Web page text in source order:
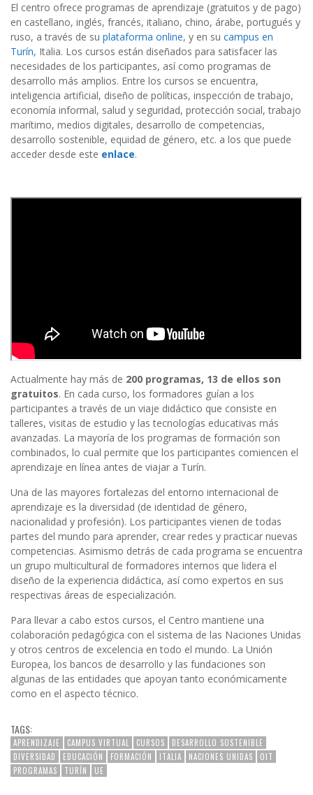
El centro ofrece programas de aprendizaje (gratuitos y de pago)
en castellano, inglés, francés, italiano, chino, árabe, portugués y
ruso, a través de su plataforma online, y en su campus en
Turín, Italia. Los cursos están diseñados para satisfacer las
necesidades de los participantes, así como programas de
desarrollo más amplios. Entre los cursos se encuentra,
inteligencia artificial, diseño de políticas, inspección de trabajo,
economía informal, salud y seguridad, protección social, trabajo
marítimo, medios digitales, desarrollo de competencias,
desarrollo sostenible, equidad de género, etc. a los que puede
acceder desde este enlace.
Actualmente hay más de 200 programas, 13 de ellos son
gratuitos. En cada curso, los formadores guían a los
participantes a través de un viaje didáctico que consiste en
talleres, visitas de estudio y las tecnologías educativas más
avanzadas. La mayoría de los programas de formación son
combinados, lo cual permite que los participantes comiencen el
aprendizaje en línea antes de viajar a Turín.
Una de las mayores fortalezas del entorno internacional de
aprendizaje es la diversidad (de identidad de género,
nacionalidad y profesión). Los participantes vienen de todas
partes del mundo para aprender, crear redes y practicar nuevas
competencias. Asimismo detrás de cada programa se encuentra
un grupo multicultural de formadores internos que lidera el
diseño de la experiencia didáctica, así como expertos en sus
respectivas áreas de especialización.
Para llevar a cabo estos cursos, el Centro mantiene una
colaboración pedagógica con el sistema de las Naciones Unidas
y otros centros de excelencia en todo el mundo. La Unión
Europea, los bancos de desarrollo y las fundaciones son
algunas de las entidades que apoyan tanto económicamente
como en el aspecto técnico.
TAGS:
APRENDIZAJE CAMPUS VIRTUAL CURSOS
DESARROLLO SOSTENIBLE
DIVERSIDAD
EDUCACIÓN FORMACIÓN ITALIA NACIONES UNIDAS
OIT
PROGRAMAS
TURÍN UE